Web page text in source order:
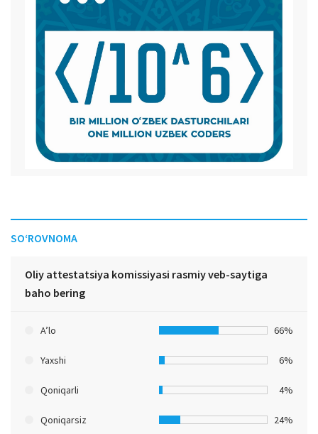
SO‘ROVNOMA
Oliy attestatsiya komissiyasi rasmiy veb-saytiga
baho bering
A’lo 66%
Yaxshi 6%
Qoniqarli 4%
Qoniqarsiz 24%